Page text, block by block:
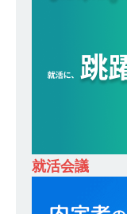
就活会議